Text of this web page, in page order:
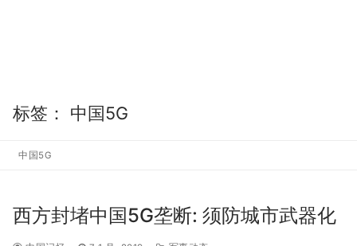
标签： 中国5G
中国5G
西方封堵中国5G垄断: 须防城市武器化